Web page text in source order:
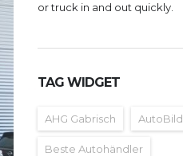
or truck in and out quickly.
TAG WIDGET
AHG Gabrisch AutoBild
Beste Autohändler